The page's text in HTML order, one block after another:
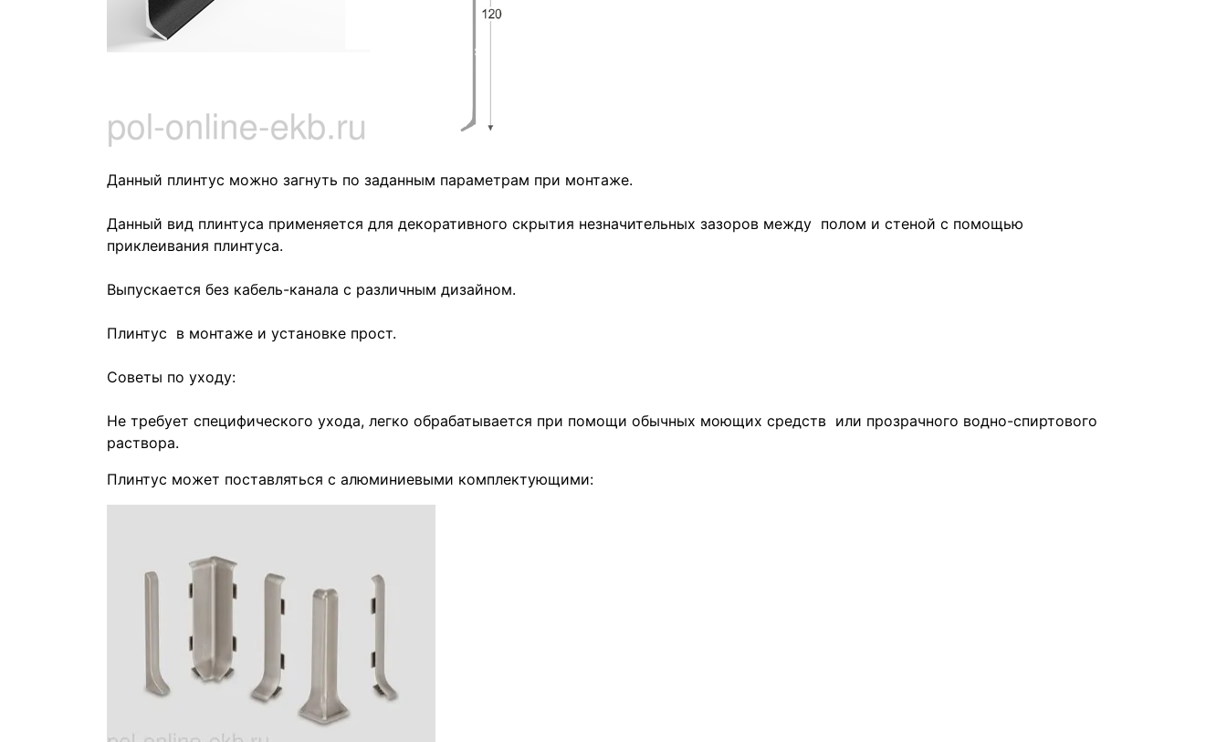
Данный плинтус можно загнуть по заданным параметрам при монтаже.
Данный вид плинтуса применяется для декоративного скрытия незначительных зазоров между полом и стеной с помощью
приклеивания плинтуса.
Выпускается без кабель-канала с различным дизайном.
Плинтус в монтаже и установке прост.
Советы по уходу:
Не требует специфического ухода, легко обрабатывается при помощи обычных моющих средств или прозрачного водно-спиртового
раствора.
Плинтус может поставляться с алюминиевыми комплектующими: